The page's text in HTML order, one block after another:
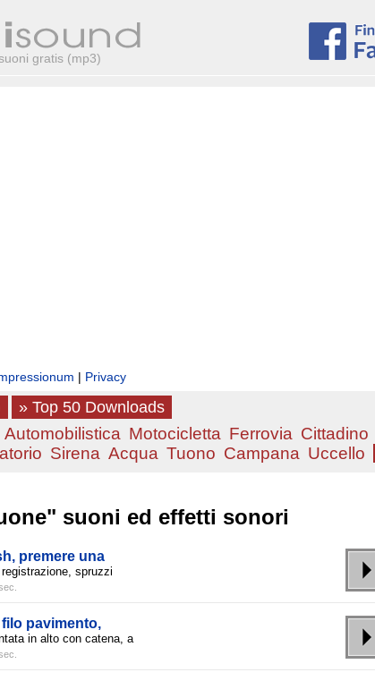
gratis (mp3)
| Privacy
» Top 50 Downloads
Automobilistica Motocicletta Ferrovia Cittadino
Sirena Acqua Tuono Campana Uccello
suoni ed effetti sonori
premere una
spruzzi
pavimento,
in alto con catena, a